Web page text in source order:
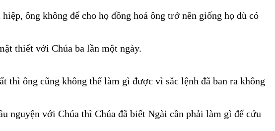
ông không để cho họ đồng hoá ông trở nên giống họ dù có
thiết với Chúa ba lần một ngày.
ông cũng không thể làm gì được vì sắc lệnh đã ban ra không
với Chúa thì Chúa đã biết Ngài cần phải làm gì để cứu